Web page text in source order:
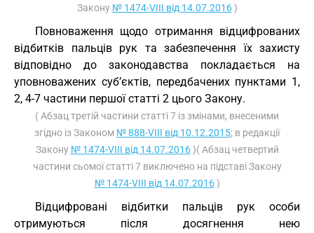
Закону № 1474-VIII від 14.07.2016)
Повноваження щодо отримання відцифрованих
відбитків пальців рук та забезпечення їх захисту
відповідно до законодавства покладається на
уповноважених суб’єктів, передбачених пунктами 1,
2, 4-7 частини першої статті 2 цього Закону.
( Абзац третій частини статті 7 із змінами, внесеними
згідно із Законом № 888-VIII від 10.12.2015; в редакції
Закону № 1474-VIII від 14.07.2016)( Абзац четвертий
частини сьомої статті 7 виключено на підставі Закону
№ 1474-VIII від 14.07.2016)
Відцифровані відбитки пальців рук особи
отримуються після досягнення нею